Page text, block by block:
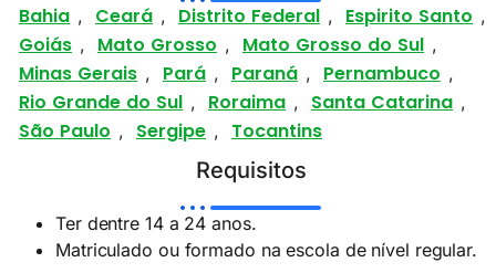
Bahia , Ceará , Distrito Federal , Espirito Santo ,
Goiás , Mato Grosso , Mato Grosso do Sul ,
Minas Gerais , Pará , Paraná , Pernambuco ,
Rio Grande do Sul , Roraima , Santa Catarina ,
São Paulo , Sergipe , Tocantins
Requisitos
Ter dentre 14 a 24 anos.
Matriculado ou formado na escola de nível regular.